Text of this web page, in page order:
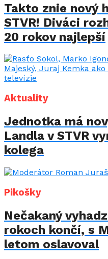
Takto znie nový
STVR! Diváci
20 rokov najlepší
Aktuality
Jednotka má
Landla v STVR
kolega
Pikošky
Nečakaný
rokoch končí, s
letom oslavoval